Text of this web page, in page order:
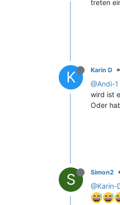
treten
K Karin D
@Andi-1
wird ist
Oder
S Simon2
@Karin-